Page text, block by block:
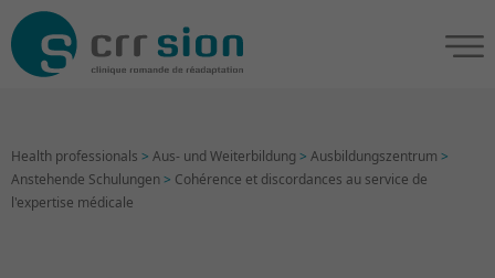
Health professionals > Aus- und Weiterbildung > Ausbildungszentrum >
Anstehende Schulungen> Cohérence et discordances au service de
l'expertise médicale